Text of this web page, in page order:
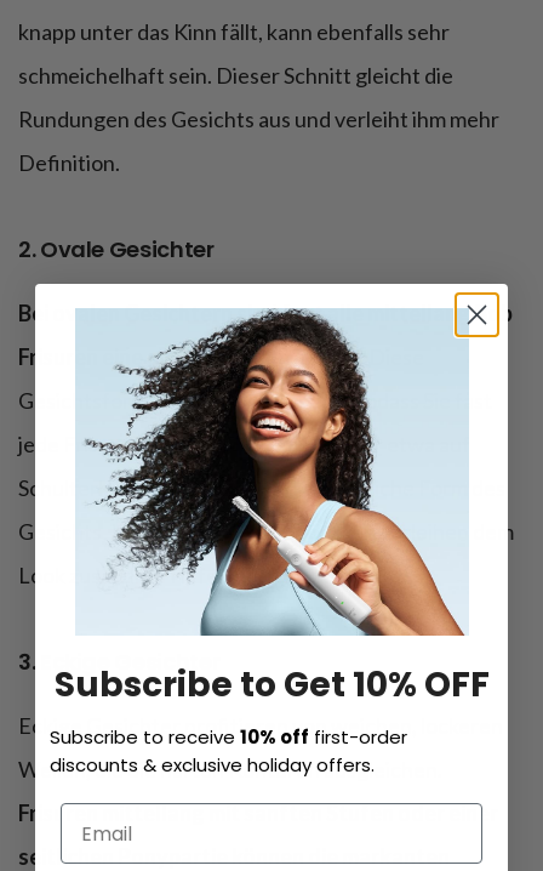
knapp unter das Kinn fällt, kann ebenfalls sehr
schmeichelhaft sein. Dieser Schnitt gleicht die
Rundungen des Gesichts aus und verleiht ihm mehr
Definition.
2. Ovale Gesichter
Bei ovalen Gesichtern sind fast alle mittellang Bob
Frisuren eine ausgezeichnete Wahl.
Gesichtsform ist sehr ausgewogen, sodass Sie fast
jede Frisur tragen können. Ein Bob, der etwa auf
Schulterhöhe endet, betont die natürliche Form des
Gesichts. Leichte Wellen oder Locken verleihen dem
Look zusätzlich Tiefe und Textur.
3. Eckige Gesichter
Eckige Gesichter profitieren von weichen, lockeren
Wellen, die die harten Konturen ausgleichen.
Frisuren mittellang mit sanften Stufen oder einer
seitlichen Ponypartie können die markanten
Subscribe to Get 10% OFF
Subscribe to receive 10% off first-order
discounts & exclusive holiday offers.